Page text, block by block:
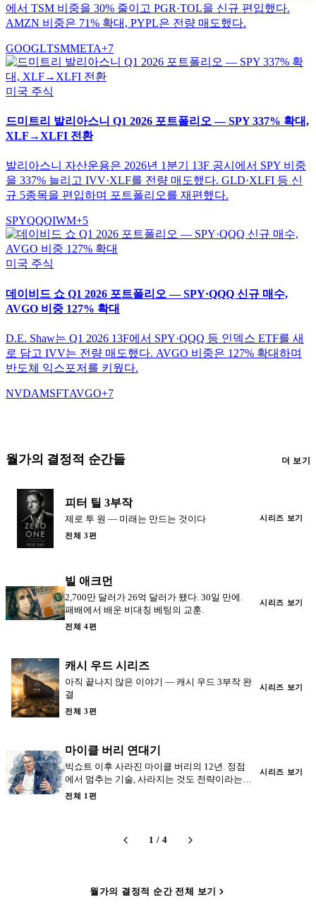
에서 TSM 비중을 30% 줄이고 PGR·TOL을 신규 편입했다.
AMZN 비중은 71% 확대, PYPL은 전량 매도했다.
GOOGLTSMMETA+7
미국 주식
드미트리 발리아스니 Q1 2026 포트폴리오 — SPY 337% 확대,
XLF→XLFI 전환
발리아스니 자산운용은 2026년 1분기 13F 공시에서 SPY 비중
을 337% 늘리고 IVV·XLF를 전량 매도했다. GLD·XLFI 등 신
규 5종목을 편입하며 포트폴리오를 재편했다.
SPYQQQIWM+5
미국 주식
데이비드 쇼 Q1 2026 포트폴리오 — SPY·QQQ 신규 매수,
AVGO 비중 127% 확대
D.E. Shaw는 Q1 2026 13F에서 SPY·QQQ 등 인덱스 ETF를 새
로 담고 IVV는 전량 매도했다. AVGO 비중은 127% 확대하며
반도체 익스포저를 키웠다.
NVDAMSFTAVGO+7
월가의 결정적 순간들 더 보기
피터 틸 3부작
제로 투 원 — 미래는 만드는 것이다
전체 3편
시리즈 보기
빌 애크먼
2,700만 달러가 26억 달러가 됐다. 30일 만에.
패배에서 배운 비대칭 베팅의 교훈.
전체 4편
시리즈 보기
캐시 우드 시리즈
아직 끝나지 않은 이야기 — 캐시 우드 3부작 완
결
전체 3편
시리즈 보기
마이클 버리 연대기
빅쇼트 이후 사라진 마이클 버리의 12년. 정점
에서 멈추는 기술, 사라지는 것도 전략이라는
교훈.
전체 1편
시리즈 보기
1 / 4
월가의 결정적 순간 전체 보기